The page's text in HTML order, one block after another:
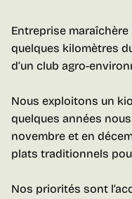
Entreprise
quelques kilomètres
d’un club agro-
Nous exploitons un
quelques années
novembre et en
plats traditionnels
Nos priorités sont